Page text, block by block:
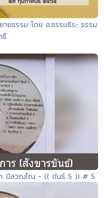
ยธรรม โดย อ.ธรรมธีระ ธรรม
ธิ์
นีลวณฺโณ - (( ขันธ์ 5 )) # 5